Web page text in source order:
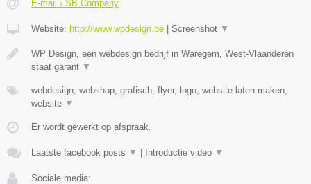
E-mail › SB Company
Website: http://www.wpdesign.be | Screenshot ▼
WP Design, een webdesign bedrijf in Waregem, West-Vlaanderen
staat garant ▼
webdesign, webshop, grafisch, flyer, logo, website laten maken,
website ▼
Er wordt gewerkt op afspraak.
Laatste facebook posts ▼ | Introductie video ▼
Sociale media: